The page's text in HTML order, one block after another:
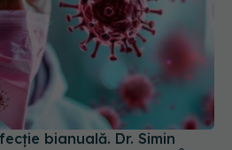
de două ori pe an. În
cu gripa